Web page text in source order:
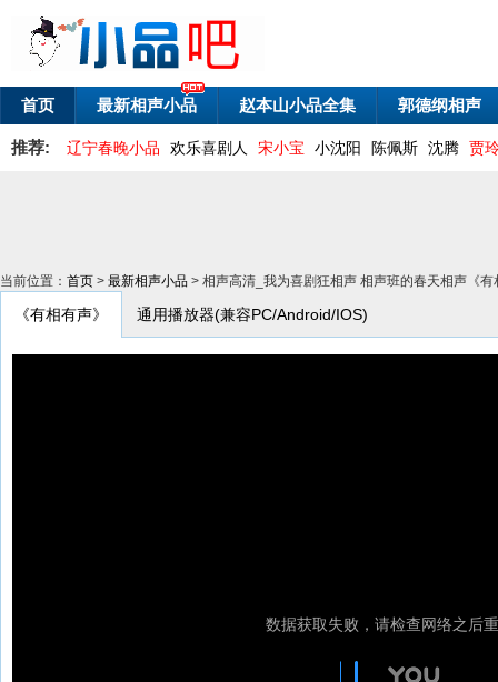
首页 最新相声小品 赵本山小品全集 郭德纲相声
推荐: 辽宁春晚小品 欢乐喜剧人 宋小宝 小沈阳 陈佩斯 沈腾 贾
当前位置： 首页 > 最新相声小品 > 相声高清_我为喜剧狂相声 相声班的春天相声《有
《有相有声》 通用播放器(兼容PC/Android/IOS)